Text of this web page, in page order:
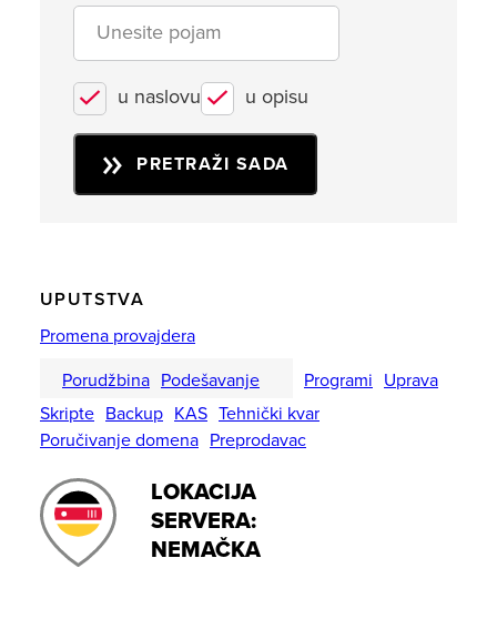
u naslovu u opisu
PRETRAŽI SADA
UPUTSTVA
Promena provajdera
Porudžbina Podešavanje Programi Uprava
Skripte Backup KAS Tehnički kvar
Poručivanje domena Preprodavac
LOKACIJA
SERVERA:
NEMAČKA